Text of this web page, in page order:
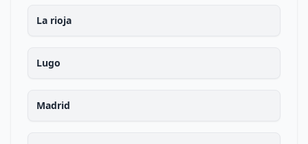
La rioja
Lugo
Madrid